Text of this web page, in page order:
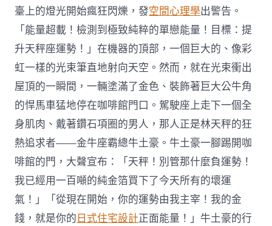
臺上的燈光開始瘋狂閃爍，發空間心理學出警告。
「能量超載！檢測到極致純粹的單戀能量！目標：提
升天秤座運勢！」在機器的頂部，一個巨大的、像彩
虹一樣的光束筆直地射向天空。然而，就在光束衝出
屋頂的一瞬間，一輛塗滿了金色、裝飾著巨大公牛角
的悍馬車猛地停在咖啡館門口。駕駛座上走下一個全
身肌肉、戴著鑽石項圈的男人，那人正是林天秤的狂
熱追求者——金牛座霸總牛土豪。牛土豪一腳踢開咖
啡館的門，大聲宣布：「天秤！別管那什麼負運勢！
我已經用一百噸的純金箔買下了今天所有的壞運
氣！」「從現在開始，你的運勢由我主宰！我的金
錢，就是你的日式住宅設計正面能量！」牛土豪的行